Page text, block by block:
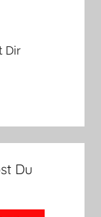
Dir
Du